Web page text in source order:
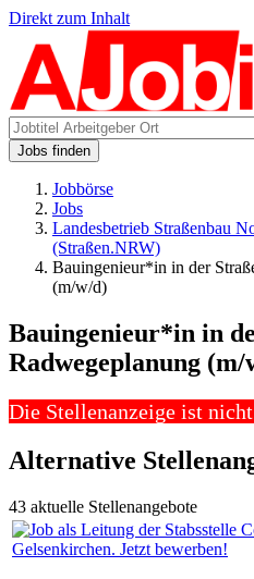
Direkt zum Inhalt
Jobs finden
Jobbörse
Jobs
Landesbetrieb Straßenbau
(Straßen.NRW)
Bauingenieur*in in der
(m/w/d)
Bauingenieur*in in
Radwegeplanung (m/
Die Stellenanzeige ist
Alternative
43 aktuelle Stellenangebote